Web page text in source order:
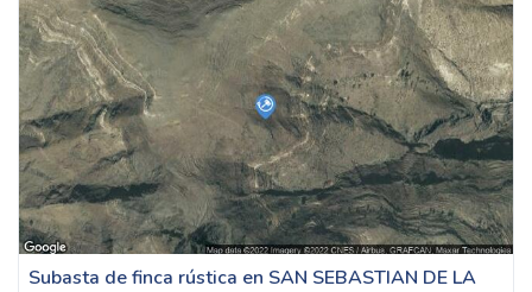
Subasta de finca rústica en SAN SEBASTIAN DE LA